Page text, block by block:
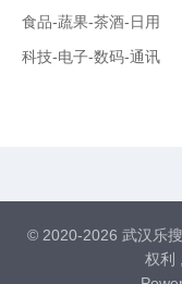
食品-蔬果-茶酒-日用
科技-电子-数码-通讯
© 2020-2026 武汉乐
权利 ,